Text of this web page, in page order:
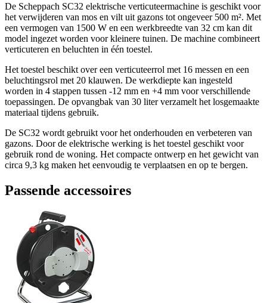
De Scheppach SC32 elektrische verticuteermachine is geschikt voor
het verwijderen van mos en vilt uit gazons tot ongeveer 500 m². Met
een vermogen van 1500 W en een werkbreedte van 32 cm kan dit
model ingezet worden voor kleinere tuinen. De machine combineert
verticuteren en beluchten in één toestel.
Het toestel beschikt over een verticuteerrol met 16 messen en een
beluchtingsrol met 20 klauwen. De werkdiepte kan ingesteld
worden in 4 stappen tussen -12 mm en +4 mm voor verschillende
toepassingen. De opvangbak van 30 liter verzamelt het losgemaakte
materiaal tijdens gebruik.
De SC32 wordt gebruikt voor het onderhouden en verbeteren van
gazons. Door de elektrische werking is het toestel geschikt voor
gebruik rond de woning. Het compacte ontwerp en het gewicht van
circa 9,3 kg maken het eenvoudig te verplaatsen en op te bergen.
Passende accessoires